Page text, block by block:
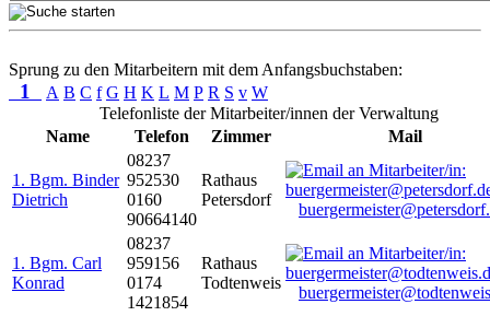
Sprung zu den Mitarbeitern mit dem Anfangsbuchstaben:
1 A B C f G H K L M P R S v W
Telefonliste der Mitarbeiter/innen der Verwaltung
Name
Telefon Zimmer Mail
1. Bgm. Binder
Dietrich
08237
952530
0160
90664140
Rathaus
Petersdorf
1. Bgm. Carl
Konrad
08237
959156
0174
1421854
Rathaus
Todtenweis